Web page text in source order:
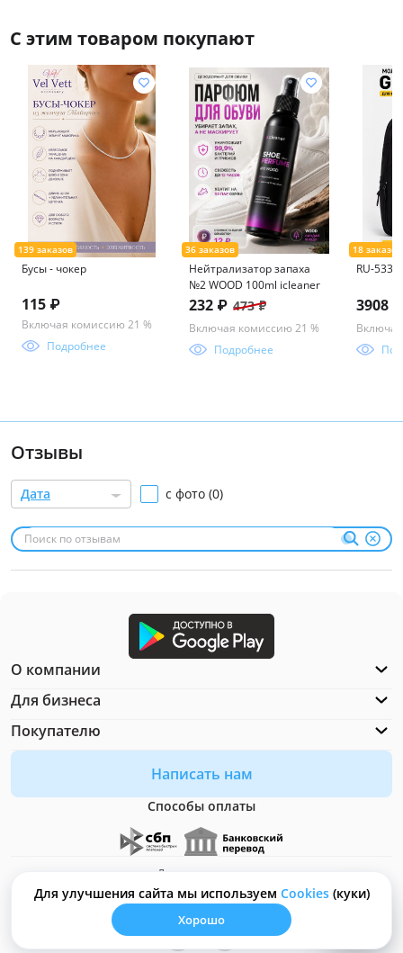
Для улучшения сайта мы используем Сookies(куки)
Хорошо
С этим товаром покупают
Бусы - чокер
115 ₽
Включая комиссию 21 %
Подробнее
Нейтрализатор запаха
№2 WOOD 100ml icleaner
232 ₽ 473 ₽
Включая комиссию 21 %
Подробнее
RU-533-
3908
Отзывы
Дата с фото (0)
Написать нам
Способы оплаты
О компании
Для бизнеса
Покупателю
© ООО "Неософт" - 2026
Документация
Что такое Cookies?